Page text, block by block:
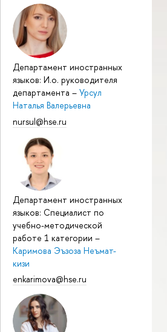
Департамент иностранных
языков: И.о. руководителя
департамента – Урсул
Наталья Валерьевна
nursul@hse.ru
Департамент иностранных
языков: Специалист по
учебно-методической
работе 1 категории –
Каримова Эъзоза Неъмат-
кизи
enkarimova@hse.ru